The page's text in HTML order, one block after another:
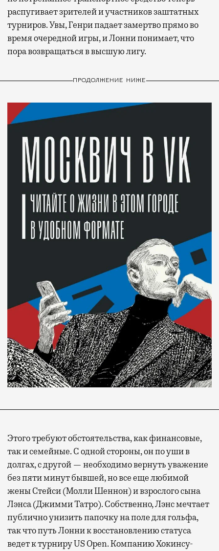
распугивает зрителей и участников заштатных
турниров. Увы, Генри падает замертво прямо во
время очередной игры, и Лонни понимает, что
пора возвращаться в высшую лигу.
ПРОДОЛЖЕНИЕ НИЖЕ
Этого требуют обстоятельства, как финансовые,
так и семейные. С одной стороны, он по уши в
долгах, с другой — необходимо вернуть уважение
без пяти минут бывшей, но все еще любимой
жены Стейси (Молли Шеннон) и взрослого сына
Лэнса (Джимми Татро). Собственно, Лэнс мечтает
публично унизить папочку на поле для гольфа,
так что путь Лонни к восстановлению статуса
ведет к турниру US Open. Компанию Хокинсу-